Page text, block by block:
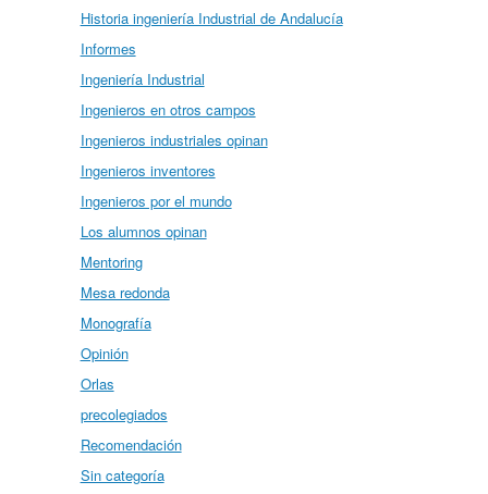
Historia ingeniería Industrial de Andalucía
Informes
Ingeniería Industrial
Ingenieros en otros campos
Ingenieros industriales opinan
Ingenieros inventores
Ingenieros por el mundo
Los alumnos opinan
Mentoring
Mesa redonda
Monografía
Opinión
Orlas
precolegiados
Recomendación
Sin categoría